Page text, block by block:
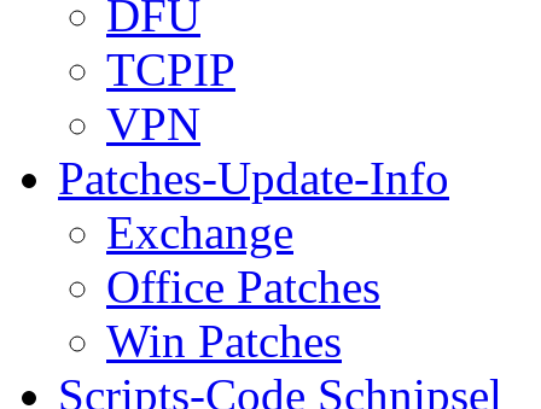
DFÜ
TCPIP
VPN
Patches-Update-Info
Exchange
Office Patches
Win Patches
Scripts-Code Schnipsel